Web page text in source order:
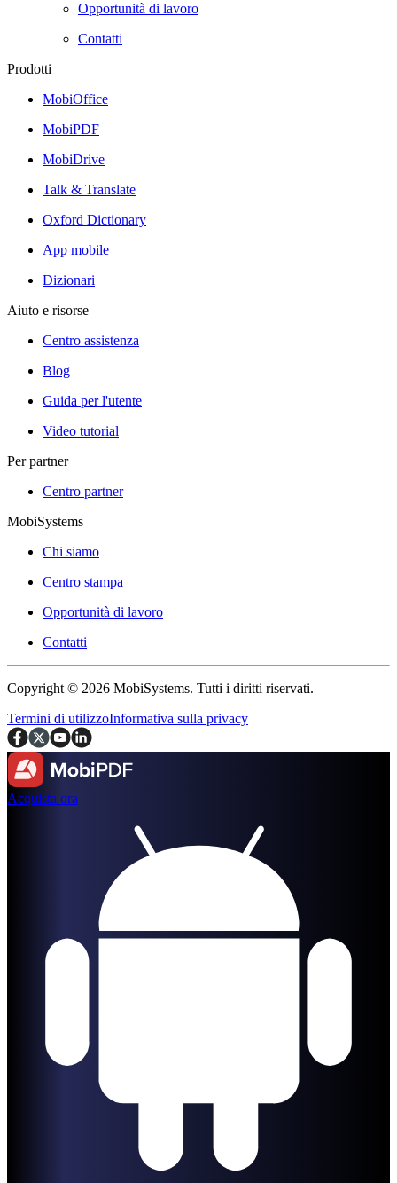
Opportunità di lavoro
Contatti
Prodotti
MobiOffice
MobiPDF
MobiDrive
Talk & Translate
Oxford Dictionary
App mobile
Dizionari
Aiuto e risorse
Centro assistenza
Blog
Guida per l'utente
Video tutorial
Per partner
Centro partner
MobiSystems
Chi siamo
Centro stampa
Opportunità di lavoro
Contatti
Copyright © 2026 MobiSystems. Tutti i diritti riservati.
Termini di utilizzoInformativa sulla privacy
Acquista ora